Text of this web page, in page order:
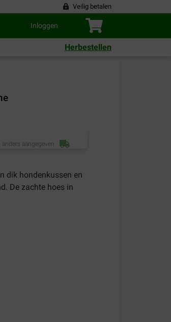
Veilig betalen
Inloggen
Herbestellen
aangegeven
dik hondenkussen en
De zachte hoes in